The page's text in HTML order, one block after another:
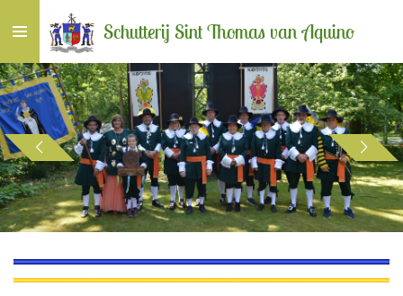
direct
naar
de
hoofdinhoud
Schutterij Sint Thomas van Aquino